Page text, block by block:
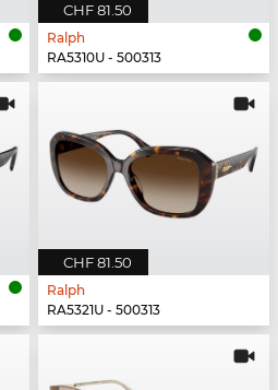
CHF 81.50
Ralph
RA5310U - 500313
CHF 81.50
Ralph
RA5321U - 500313